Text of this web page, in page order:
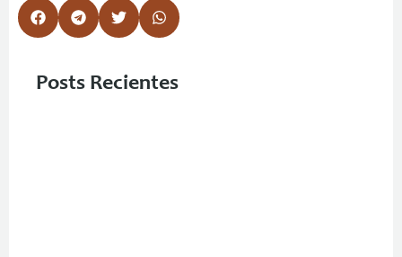
Posts Recientes